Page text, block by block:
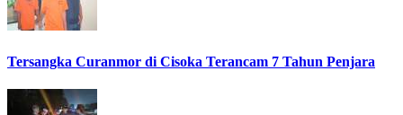
Tersangka Curanmor di Cisoka Terancam 7 Tahun Penjara